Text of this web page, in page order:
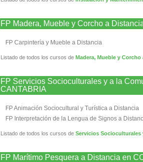
FP Madera, Mueble y Corcho a
FP Carpintería y Mueble a Distancia
Listado de todos los cursos de Madera, Mueble y Corcho
FP Servicios Socioculturales y a la
CANTABRIA
FP Animación Sociocultural y Turística a Distancia
FP Interpretación de la Lengua de Signos a
Listado de todos los cursos de Servicios Socioculturales
FP Marítimo Pesquera a Distancia en